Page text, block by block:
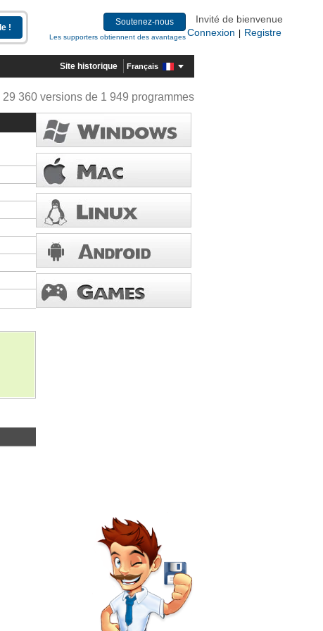
Soutenez-nous
Les supporters obtiennent des avantages
Invité de bienvenue
Connexion
Registre
Site historique Français
29 360 versions de 1 949 programmes